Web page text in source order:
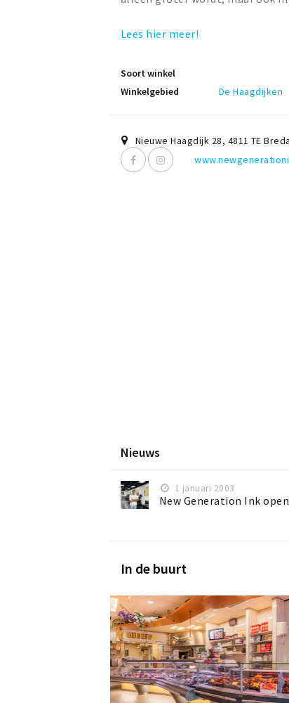
Lees hier meer!
Soort winkel
Winkelgebied
De Haagdijken
Nieuwe Haagdijk 28, 4811 TE Breda
Nieuws
1 januari 2003
New Generation Ink
In de buurt